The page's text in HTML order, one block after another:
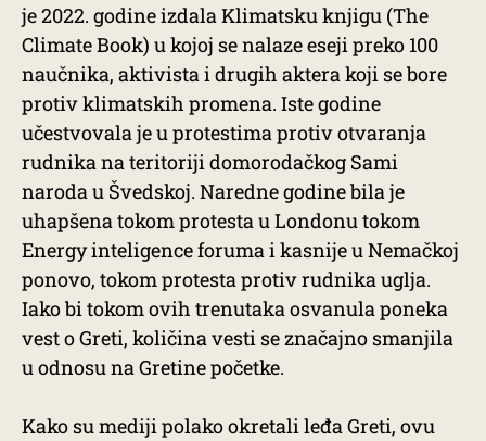
je 2022. godine izdala Klimatsku knjigu (The
Climate Book) u kojoj se nalaze eseji preko 100
naučnika, aktivista i drugih aktera koji se bore
protiv klimatskih promena. Iste godine
učestvovala je u protestima protiv otvaranja
rudnika na teritoriji domorodačkog Sami
naroda u Švedskoj. Naredne godine bila je
uhapšena tokom protesta u Londonu tokom
Energy inteligence foruma i kasnije u Nemačkoj
ponovo, tokom protesta protiv rudnika uglja.
Iako bi tokom ovih trenutaka osvanula poneka
vest o Greti, količina vesti se značajno smanjila
u odnosu na Gretine početke.
Kako su mediji polako okretali leđa Greti, ovu